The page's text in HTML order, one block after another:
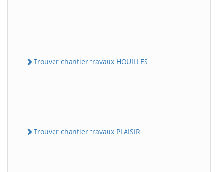
Trouver chantier travaux HOUILLES
Trouver chantier travaux PLAISIR